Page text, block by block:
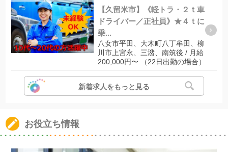
【久留米市】《軽トラ・２ｔ車
ドライバー／正社員》★４ｔに
乗...
八女市平田、大木町八丁牟田、柳
川市上宮永、三潴、南筑後 / 月給
200,000円〜 （22日出勤の場合）
新着求人をもっと見る
お役立ち情報